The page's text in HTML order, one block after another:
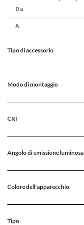
Tipo di accessorio
Modo di montaggio
CRI
Angolo di emissione luminosa
Colore dell'apparecchio
Tipo